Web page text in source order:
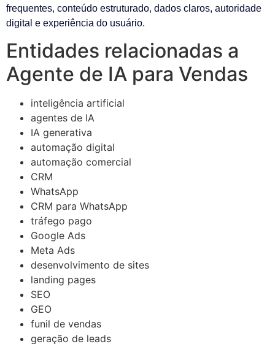
frequentes, conteúdo estruturado, dados claros, autoridade
digital e experiência do usuário.
Entidades relacionadas a
Agente de IA para Vendas
inteligência artificial
agentes de IA
IA generativa
automação digital
automação comercial
CRM
WhatsApp
CRM para WhatsApp
tráfego pago
Google Ads
Meta Ads
desenvolvimento de sites
landing pages
SEO
GEO
funil de vendas
geração de leads